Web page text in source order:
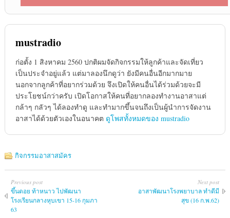
mustradio
ก่อตั้ง 1 สิงหาคม 2560 ปกติผมจัดกิจกรรมให้ลูกค้าและจัดเที่ยว
เป็นประจำอยู่แล้ว แต่มาลองนึกดูว่า ยังมีคนอื่นอีกมากมาย
นอกจากลูกค้าที่อยากร่วมด้วย จึงเปิดให้คนอื่นได้ร่วมด้วยจะมี
ประโยชน์กว่าครับ เปิดโอกาสให้คนที่อยากลองทำงานอาสาแต่
กล้าๆ กลัวๆ ได้ลองทำดู และทำมากขึ้นจนถึงเป็นผู้นำการจัดงาน
อาสาได้ด้วยตัวเองในอนาคต ดูโพสทั้งหมดของ mustradio
กิจกรรมอาสาสมัคร
Previous post
ขึ้นดอย ท้าหนาว ไปพัฒนา
โรงเรียนกลางหุบเขา 15-16 กุมภา
63
Next post
อาสาพัฒนาโรงพยาบาล ทำดีมี
สุข (16 ก.พ.62)